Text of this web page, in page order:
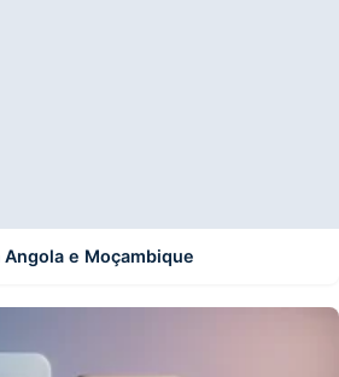
e Moçambique